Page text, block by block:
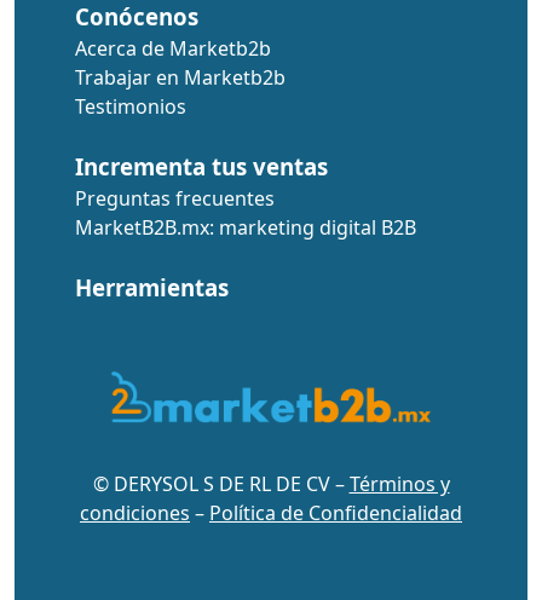
Conócenos
Acerca de Marketb2b
Trabajar en Marketb2b
Testimonios
Incrementa tus ventas
Preguntas frecuentes
MarketB2B.mx: marketing digital B2B
Herramientas
© DERYSOL S DE RL DE CV –Términos y
condiciones – Política de Confidencialidad